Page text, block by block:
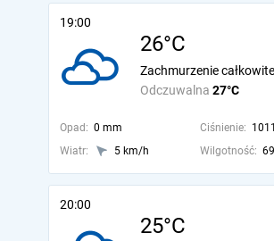
19:00
26°C
Odczuwalna 27°C
Zachmurzenie całkowite
Opad: 0 mm Ciśnienie:
Wiatr:
5 km/h Wilgotność:
20:00
25°C